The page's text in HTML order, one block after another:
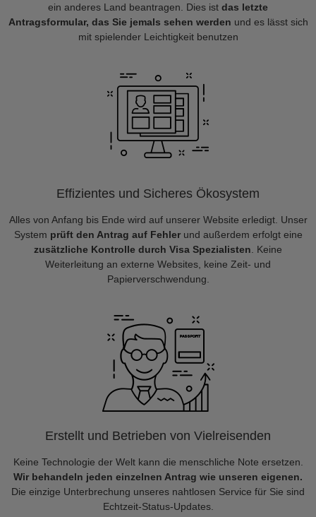
ein anderes Land beantragen. Dies ist das letzte
Antragsformular, das Sie jemals sehen werden und es lässt sich
mit spielender Leichtigkeit benutzen
Effizientes und Sicheres Ökosystem
Alles von Anfang bis Ende wird auf unserer Website erledigt. Unser
System prüft den Antrag auf Fehlerund außerdem erfolgt eine
zusätzliche Kontrolle durch Visa Spezialisten . Keine
Weiterleitung an externe Websites, keine Zeit- und
Papierverschwendung.
Erstellt und Betrieben von Vielreisenden
Keine Technologie der Welt kann die menschliche Note ersetzen.
Wir behandeln jeden einzelnen Antrag wie unseren eigenen.
Die einzige Unterbrechung unseres nahtlosen Service für Sie sind
Echtzeit-Status-Updates.